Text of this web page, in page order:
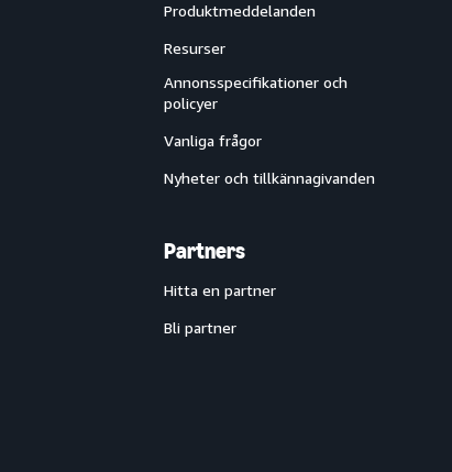
Produktmeddelanden
Resurser
Annonsspecifikationer och
policyer
Vanliga frågor
Nyheter och tillkännagivanden
Partners
Hitta en partner
Bli partner